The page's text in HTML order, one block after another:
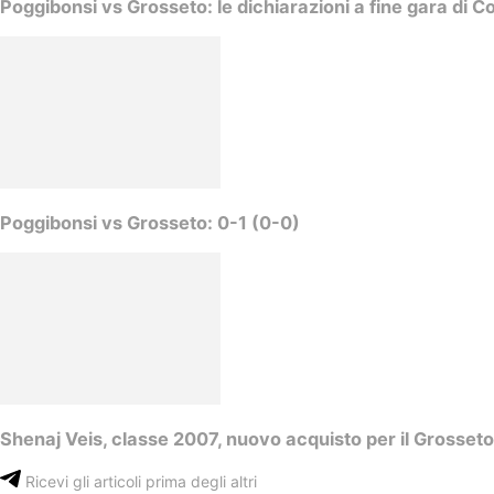
Poggibonsi vs Grosseto: le dichiarazioni a fine gara di
Poggibonsi vs Grosseto: 0-1 (0-0)
Shenaj Veis, classe 2007, nuovo acquisto per il Grosseto
Ricevi gli articoli prima degli altri